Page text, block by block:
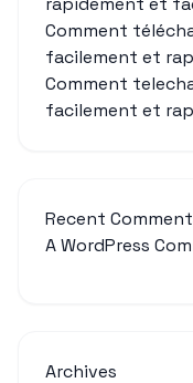
Comment
facilement et
Comment
facilement et
Recent
A WordPress
Archives